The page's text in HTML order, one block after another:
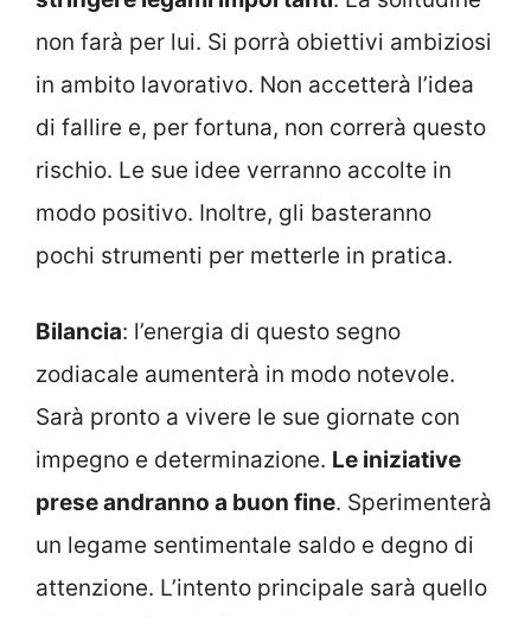
non farà per lui. Si porrà obiettivi ambiziosi
in ambito lavorativo. Non accetterà l’idea
di fallire e, per fortuna, non correrà questo
rischio. Le sue idee verranno accolte in
modo positivo. Inoltre, gli basteranno
pochi strumenti per metterle in pratica.
Bilancia: l’energia di questo segno
zodiacale aumenterà in modo notevole.
Sarà pronto a vivere le sue giornate con
impegno e determinazione. Le iniziative
prese andranno a buon fine. Sperimenterà
un legame sentimentale saldo e degno di
attenzione. L’intento principale sarà quello